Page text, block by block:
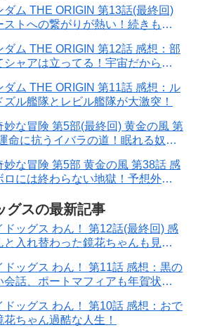
ダム THE ORIGIN 第13話(最終回)
ストへの繋がりが熱い！続きもア
ダム THE ORIGIN 第12話 感想：部
シャアは立ってる！宇宙だから疲
ダム THE ORIGIN 第11話 感想：ル
ズル艦隊とレビル艦隊が大激突！
妙な冒険 第5部(最終回) 黄金の風 第
命に抗うイバラの道！眠れる奴隷
妙な冒険 第5部 黄金の風 第38話 感
ロには終わらない地獄！予想外の
グスの最新記事
ドッグス わん！ 第12話(最終回) 感
と入れ替わった鏡花ちゃんも見た
ドッグス わん！ 第11話 感想：黒の
会話、ポートマフィアも年賀状出
ドッグス わん！ 第10話 感想：おで
ちゃん過酷な人生！